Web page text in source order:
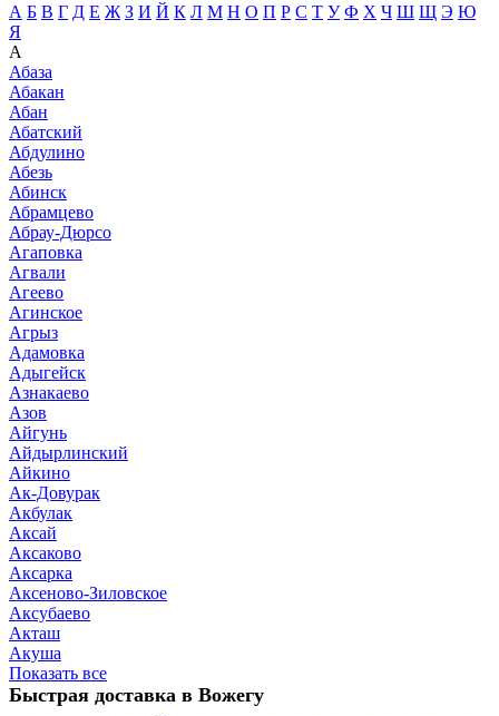
А Б В Г Д Е Ж З И Й К Л М Н О П Р С Т У Ф Х Ч Ш Щ Э Ю
Я
А
Абаза
Абакан
Абан
Абатский
Абдулино
Абезь
Абинск
Абрамцево
Абрау-Дюрсо
Агаповка
Агвали
Агеево
Агинское
Агрыз
Адамовка
Адыгейск
Азнакаево
Азов
Айгунь
Айдырлинский
Айкино
Ак-Довурак
Акбулак
Аксай
Аксаково
Аксарка
Аксеново-Зиловское
Аксубаево
Акташ
Акуша
Показать все
Быстрая доставка в Вожегу